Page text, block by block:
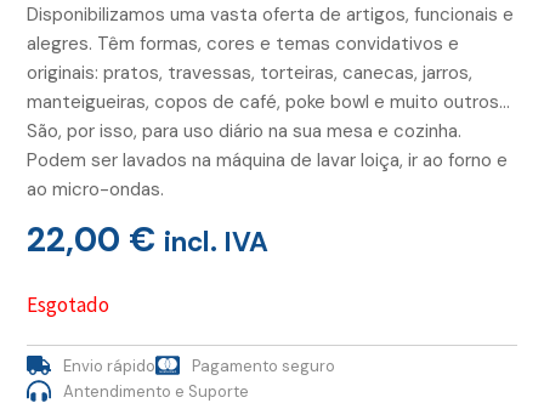
Disponibilizamos uma vasta oferta de artigos, funcionais e
alegres. Têm formas, cores e temas convidativos e
originais: pratos, travessas, torteiras, canecas, jarros,
manteigueiras, copos de café, poke bowl e muito outros…
São, por isso, para uso diário na sua mesa e cozinha.
Podem ser lavados na máquina de lavar loiça, ir ao forno e
ao micro-ondas.
22,00 € incl. IVA
Esgotado
Envio rápido
Pagamento seguro
Antendimento e Suporte